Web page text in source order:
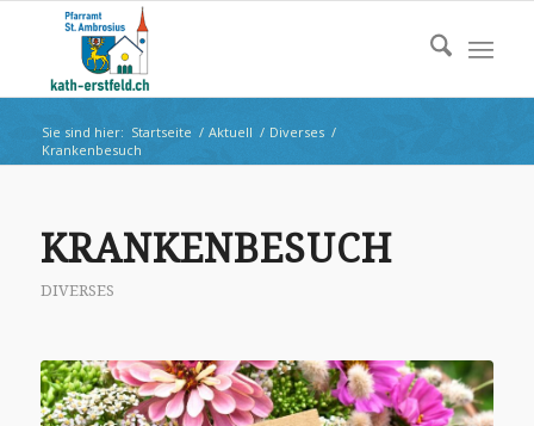
Sie sind hier: Startseite / Aktuell / Diverses /
Krankenbesuch
KRANKENBESUCH
DIVERSES